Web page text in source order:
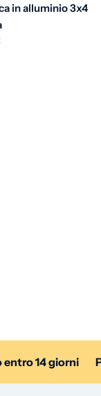
in alluminio 3x4
14 giorni